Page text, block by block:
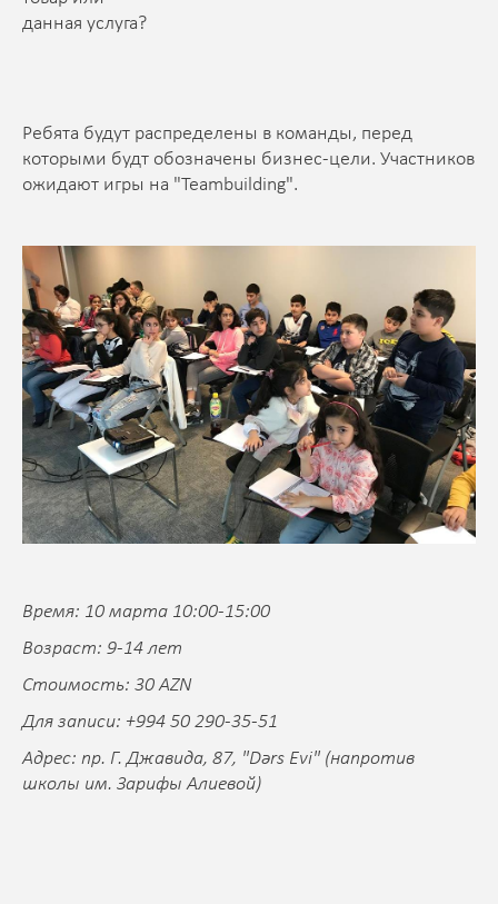
данная услуга?
Ребята будут распределены в команды, перед
которыми будт обозначены бизнес-цели. Участников
ожидают игры на "Teambuilding".
Время: 10 марта 10:00-15:00
Возраст: 9-14 лет
Стоимость: 30 AZN
Для записи: +994 50 290-35-51
Адрес: пр. Г. Джавида, 87, "Dərs Evi" (напротив
школы им. Зарифы Алиевой)